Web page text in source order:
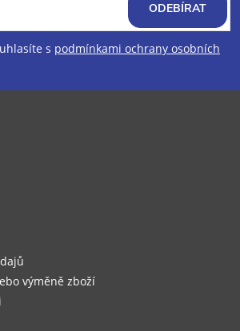
s podmínkami ochrany osobních
ODEBÍRAT
výměně zboží